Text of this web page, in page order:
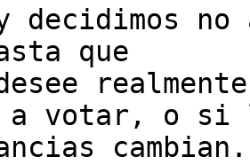
y decidimos
que
a votar, o si
cambian.